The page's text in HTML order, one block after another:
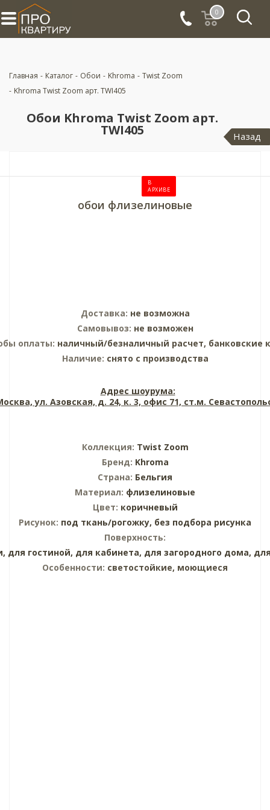
0
Главная - Каталог - Обои - Khroma - Twist Zoom
- Khroma Twist Zoom арт. TWI405
Обои Khroma Twist Zoom арт.
TWI405 Назад
В
АРХИВЕ
обои флизелиновые
Доставка: не возможна
Самовывоз: не возможен
оплаты: наличный/безналичный расчет, банковские
Наличие: снято с производства
Адрес шоурума:
ул. Азовская, д. 24, к. 3, офис 71, ст.м.
Коллекция: Twist Zoom
Бренд: Khroma
Страна: Бельгия
Материал: флизелиновые
Цвет: коричневый
Рисунок: под ткань/рогожку, без подбора рисунка
Поверхность:
для гостиной, для кабинета, для загородного дома,
Особенности: светостойкие, моющиеся